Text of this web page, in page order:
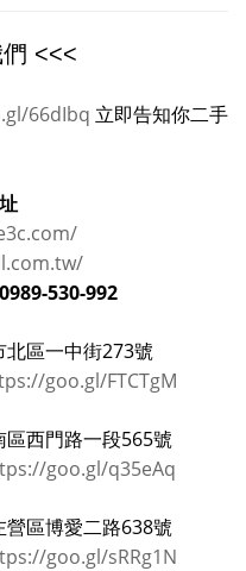
<<<
66dIbq 立即告知你二手
0989-530-992
北區一中街273號
goo.gl/FTCTgM
西門路一段565號
goo.gl/q35eAq
區博愛二路638號
goo.gl/sRRg1N